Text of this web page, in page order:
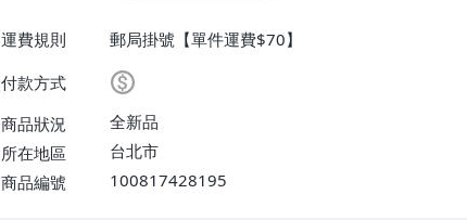
運費規則
郵局掛號【單件運費$70】
付款方式
商品狀況
全新品
所在地區
台北市
商品編號
100817428195